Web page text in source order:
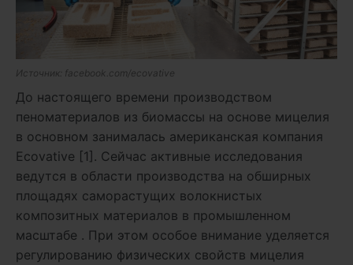
Источник: facebook.com/ecovative
До настоящего времени производством
пеноматериалов из биомассы на основе мицелия
в основном занималась американская компания
Ecovative [1]. Сейчас активные исследования
ведутся в области производства на обширных
площадях саморастущих волокнистых
композитных материалов в промышленном
масштабе . При этом особое внимание уделяется
регулированию физических свойств мицелия